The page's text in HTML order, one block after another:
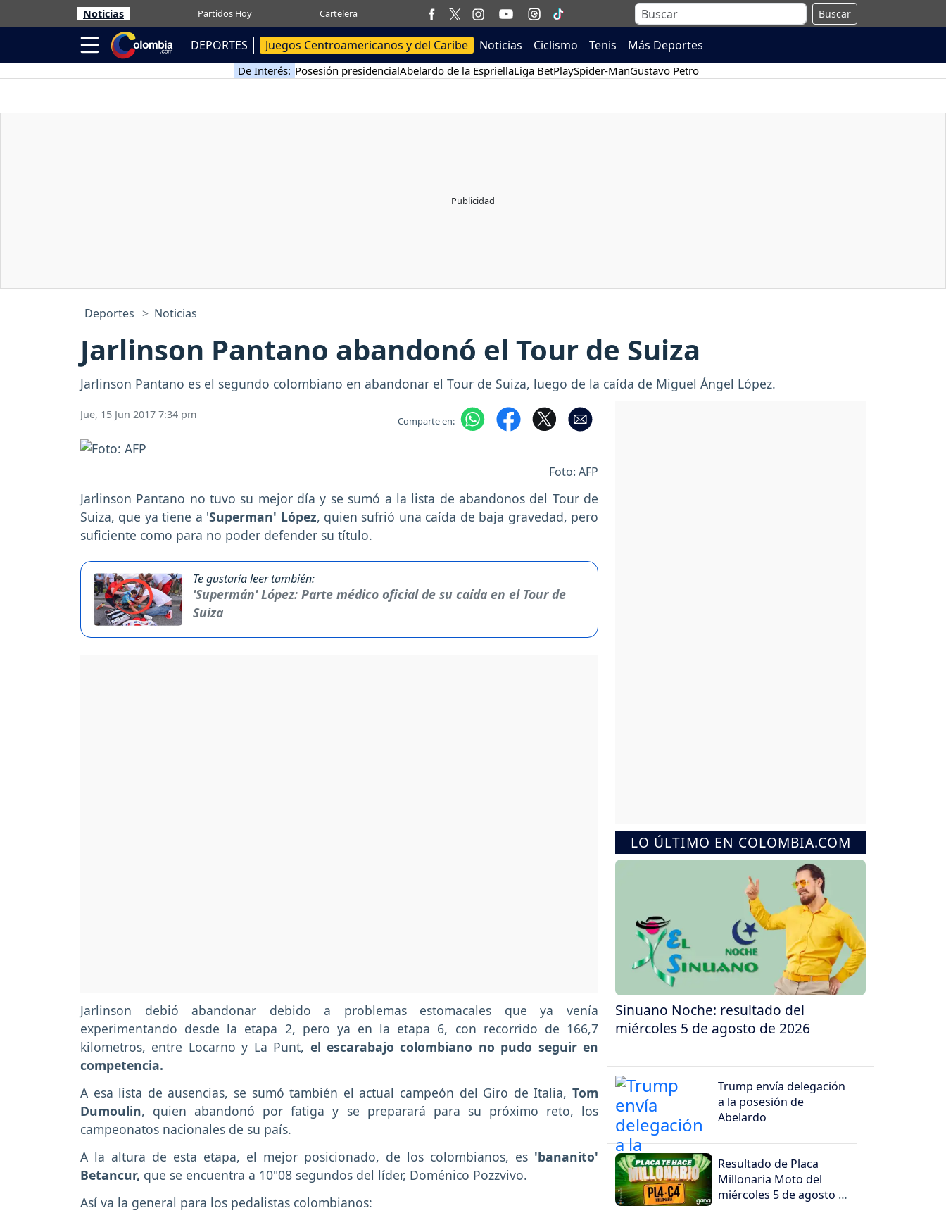
Noticias Partidos Hoy Cartelera Buscar
DEPORTES Juegos Centroamericanos y del Caribe Noticias Ciclismo Tenis Más Deportes
De Interés: Posesión presidencialAbelardo de la EspriellaLiga BetPlaySpider-ManGustavo Petro
Deportes Noticias
Jarlinson Pantano abandonó el Tour de Suiza
Jarlinson Pantano es el segundo colombiano en abandonar el Tour de Suiza, luego de la caída de Miguel Ángel López.
Jue, 15 Jun 2017 7:34 pm Comparte en:
Foto: AFP
Jarlinson Pantano no tuvo su mejor día y se sumó a la lista de abandonos del Tour de
Suiza, que ya tiene a 'Superman' López, quien sufrió una caída de baja gravedad, pero
suficiente como para no poder defender su título.
Te gustaría leer también:
'Supermán' López: Parte médico oficial de su caída en el Tour de
Suiza
Jarlinson debió abandonar debido a problemas estomacales que ya venía
experimentando desde la etapa 2, pero ya en la etapa 6, con recorrido de 166,7
kilometros, entre Locarno y La Punt, el escarabajo colombiano no pudo seguir en
competencia.
A esa lista de ausencias, se sumó también el actual campeón del Giro de Italia, Tom
Dumoulin, quien abandonó por fatiga y se preparará para su próximo reto, los
campeonatos nacionales de su país.
A la altura de esta etapa, el mejor posicionado, de los colombianos, es 'bananito'
Betancur, que se encuentra a 10"08 segundos del líder, Doménico Pozzvivo.
Así va la general para los pedalistas colombianos:
LO ÚLTIMO EN COLOMBIA.COM
Sinuano Noche: resultado del
miércoles 5 de agosto de 2026
Trump envía delegación
a la posesión de
Abelardo
Resultado de Placa
Millonaria Moto del
miércoles 5 de agosto de